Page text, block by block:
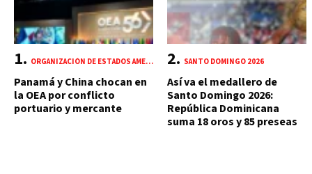
ORGANIZACIÓN DE ESTADOS AMERICANOS (OEA)
Panamá y China chocan en
la OEA por conflicto
portuario y mercante
SANTO DOMINGO 2026
Así va el medallero de
Santo Domingo 2026:
República Dominicana
suma 18 oros y 85 preseas